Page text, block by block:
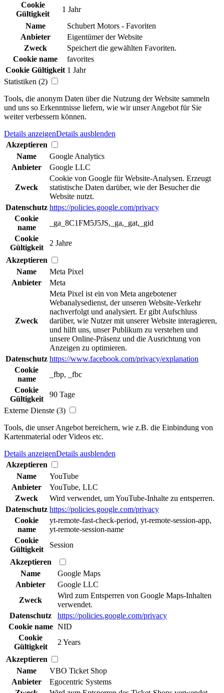
Cookie
Gültigkeit
1 Jahr
Name
Schubert Motors - Favoriten
Anbieter
Eigentümer der Website
Zweck
Speichert die gewählten Favoriten.
Cookie name
favorites
Cookie Gültigkeit 1 Jahr
Statistiken (2)
Tools, die anonym Daten über die Nutzung der Website sammeln
und uns so Erkenntnisse liefern, wie wir unser Angebot für Sie
weiter verbessern können.
Details anzeigenDetails ausblenden
Akzeptieren
Name
Google Analytics
Anbieter
Google LLC
Zweck
Cookie von Google für Website-Analysen. Erzeugt
statistische Daten darüber, wie der Besucher die
Website nutzt.
Datenschutz https://policies.google.com/privacy
Cookie
name
_ga_8C1FM5J5JS,_ga,_gat,_gid
Cookie
Gültigkeit
2 Jahre
Akzeptieren
Name
Meta Pixel
Anbieter
Meta
Zweck
Meta Pixel ist ein von Meta angebotener
Webanalysedienst, der unseren Website-Verkehr
nachverfolgt und analysiert. Er gibt Aufschluss
darüber, wie Nutzer mit unserer Website interagieren,
und hilft uns, unser Publikum zu verstehen und
unsere Online-Präsenz und die Ausrichtung von
Anzeigen zu optimieren.
Datenschutz https://www.facebook.com/privacy/explanation
Cookie
name
_fbp, _fbc
Cookie
Gültigkeit
90 Tage
Externe Dienste (3)
Tools, die unser Angebot bereichern, wie z.B. die Einbindung von
Kartenmaterial oder Videos etc.
Details anzeigenDetails ausblenden
Akzeptieren
Name
YouTube
Anbieter
YouTube, LLC
Zweck
Wird verwendet, um YouTube-Inhalte zu entsperren.
Datenschutz https://policies.google.com/privacy
Cookie
name
yt-remote-fast-check-period, yt-remote-session-app,
yt-remote-session-name
Cookie
Gültigkeit
Session
Akzeptieren
Name
Google Maps
Anbieter
Google LLC
Zweck
Wird zum Entsperren von Google Maps-Inhalten
verwendet.
Datenschutz
https://policies.google.com/privacy
Cookie name NID
Cookie
Gültigkeit
2 Years
Akzeptieren
Name
VBO Ticket Shop
Anbieter
Egocentric Systems